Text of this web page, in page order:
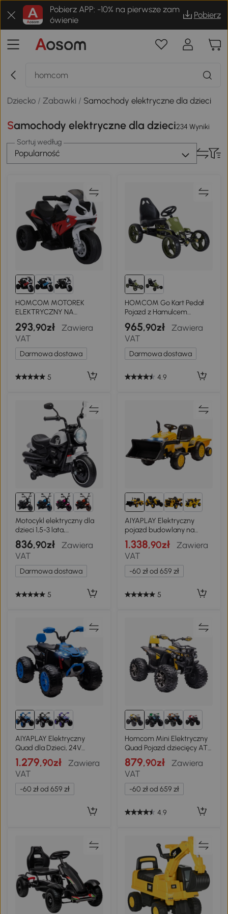
Pobierz APP: -10% na pierwsze zam
ówienie
Pobierz
Dziecko /Zabawki / Samochody elektryczne dla dzieci
Samochody elektryczne dla dzieci234 Wyniki
Sortuj według
Popularność
HOMCOM MOTOREK
ELEKTRYCZNY NA
LICENCJI BMW 3-KOŁOWY
Z AKUMULATOREM 18-36
MIESIĘCY czerwony 66 x
37 x 44 cm
293,90zł
Zawiera
VAT
Darmowa dostawa
5
HOMCOM Go Kart Pedał
Pojazd z Hamulcem
Ręcznym Pedał Pojazdu
Dziecięcego Samochód
Zielony
965,90zł
Zawiera
VAT
Darmowa dostawa
4.9
Motocykl elektryczny dla
dzieci 1,5-3 lata,
bezpieczny
836,90zł
Zawiera
VAT
Darmowa dostawa
5
1+
AIYAPLAY Elektryczny
pojazd budowlany na
jeździku, zabawkowa
koparka z przyczepą, 3-8
lat, tworzywo sztuczne,
stal, Żółty
1.338,90zł
Zawiera
VAT
-60 zł od 659 zł
5
AIYAPLAY Elektryczny
Quad dla Dzieci, 24V
Pojazd Elektryczny z 4
Kołami, Światła, Port USB,
Funkcja MP3, 6,5 km/h, 3-8
Lat
1.279,90zł
Zawiera
VAT
-60 zł od 659 zł
1+
Homcom Mini Elektryczny
Quad Pojazd dziecięcy ATV
Motocykl dziecięcy z MP3
USB LED Żółty
879,90zł
Zawiera
VAT
-60 zł od 659 zł
4.9